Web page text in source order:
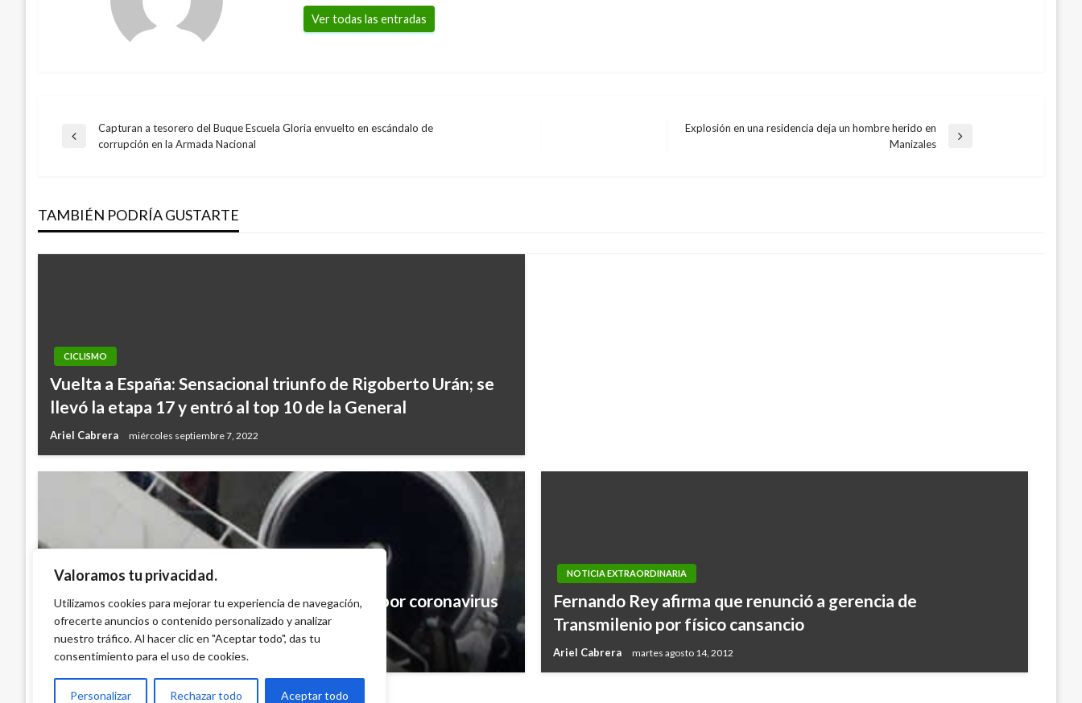
Valoramos tu privacidad.
Utilizamos cookies para mejorar tu experiencia de navegación,
ofrecerte anuncios o contenido personalizado y analizar
nuestro tráfico. Al hacer clic en "Aceptar todo", das tu
consentimiento para el uso de cookies.
Personalizar Rechazar todo Aceptar todo
Ver todas las entradas
Navegación
entradas
Entrada
Capturan a tesorero del Buque Escuela Gloria envuelto en escándalo de
corrupción en la Armada Nacional
Explosión en una residencia deja un hombre herido en
Manizales
TAMBIÉN PODRÍA GUSTARTE
CICLISMO
Vuelta a España: Sensacional triunfo de Rigoberto Urán; se
llevó la etapa 17 y entró al top 10 de la General
Ariel Cabrera miércoles septiembre 7, 2022
NACIONAL
Gobierno repatriará a colombianos varados por coronavirus
sólo en casos excepcionales
Iván Briceño sábado marzo 28, 2020
NOTICIA EXTRAORDINARIA
Fernando Rey afirma que renunció a gerencia de
Transmilenio por físico cansancio
Ariel Cabrera martes agosto 14, 2012